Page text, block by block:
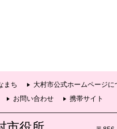
まち 大村市公式ホームページに
お問い合わせ 携帯サイト